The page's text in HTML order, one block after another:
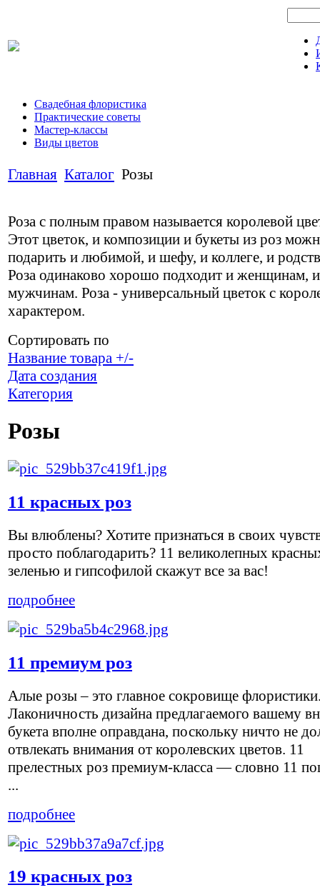
Свадебная флористика
Практические советы
Мастер-классы
Виды цветов
Главная Каталог Розы
Роза с полным правом называется королевой
Этот цветок, и композиции и букеты из роз
подарить и любимой, и шефу, и коллеге, и
Роза одинаково хорошо подходит и женщинам, и
мужчинам. Роза - универсальный цветок с
характером.
Сортировать по
Название товара +/-
Дата создания
Категория
Розы
11 красных роз
Вы влюблены? Хотите признаться в своих
просто поблагодарить? 11 великолепных
зеленью и гипсофилой скажут все за вас!
подробнее
11 премиум роз
Алые розы – это главное сокровище
Лаконичность дизайна предлагаемого вашему
букета вполне оправдана, поскольку ничто не
отвлекать внимания от королевских цветов. 11
прелестных роз премиум-класса — словно 11
...
подробнее
19 красных роз